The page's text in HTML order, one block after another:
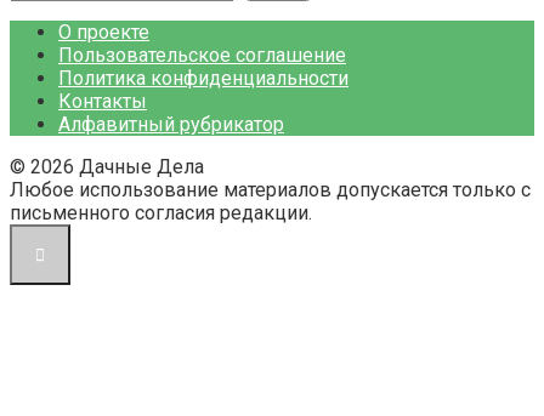
О проекте
Пользовательское соглашение
Политика конфиденциальности
Контакты
Алфавитный рубрикатор
© 2026 Дачные Дела
Любое использование материалов допускается только с
письменного согласия редакции.